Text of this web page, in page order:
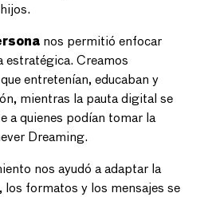
nos permitió enfocar
estratégica. Creamos
entretenían, educaban y
mientras la pauta digital se
a quienes podían tomar la
Dreaming.
nos ayudó a adaptar la
los formatos y los mensajes se